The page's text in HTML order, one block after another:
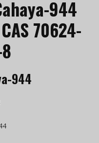
944
70624-
944